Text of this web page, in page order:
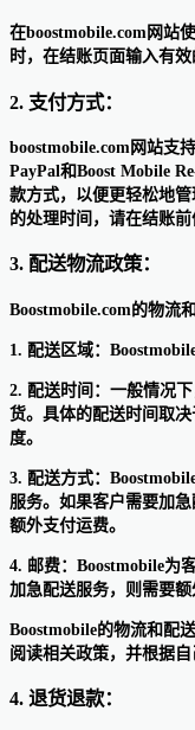
在boostmobile.com网站
时，在结账页面输入有效
2. 支付方式：
boostmobile.com网站支
PayPal和Boost Mobile
款方式，以便更轻松地
的处理时间，请在结账前
3. 配送物流政策：
Boostmobile.com的物流
1. 配送区域：
2. 配送时间：一般情况
货。具体的配送时间取
度。
3. 配送方式：
服务。如果客户需要加
额外支付运费。
4. 邮费：Boostmobile为
加急配送服务，则需要额
Boostmobile的物流和配
阅读相关政策，并根据
4. 退货退款：